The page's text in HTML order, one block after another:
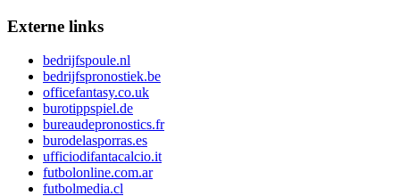
Externe links
bedrijfspoule.nl
bedrijfspronostiek.be
officefantasy.co.uk
burotippspiel.de
bureaudepronostics.fr
burodelasporras.es
ufficiodifantacalcio.it
futbolonline.com.ar
futbolmedia.cl